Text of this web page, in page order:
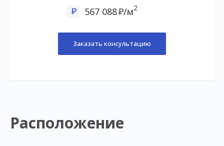
567 088 /м2
Заказать консультацию
Расположение